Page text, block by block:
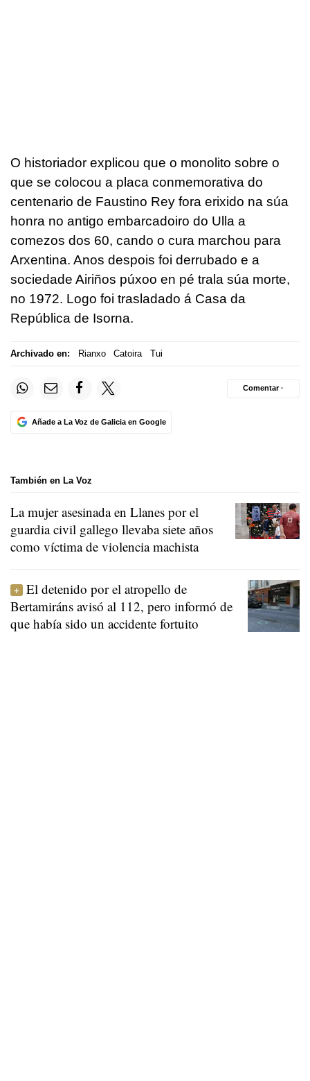
O historiador explicou que o monolito sobre o
que se colocou a placa conmemorativa do
centenario de Faustino Rey fora erixido na súa
honra no antigo embarcadoiro do Ulla a
comezos dos 60, cando o cura marchou para
Arxentina. Anos despois foi derrubado e a
sociedade Airiños púxoo en pé trala súa morte,
no 1972. Logo foi trasladado á Casa da
República de Isorna.
Archivado en: Rianxo Catoira Tui
Añade a La Voz de Galicia en Google
Comentar ·
También en La Voz
La mujer asesinada en Llanes por el
guardia civil gallego llevaba siete años
como víctima de violencia machista
El detenido por el atropello de
Bertamiráns avisó al 112, pero informó de
que había sido un accidente fortuito